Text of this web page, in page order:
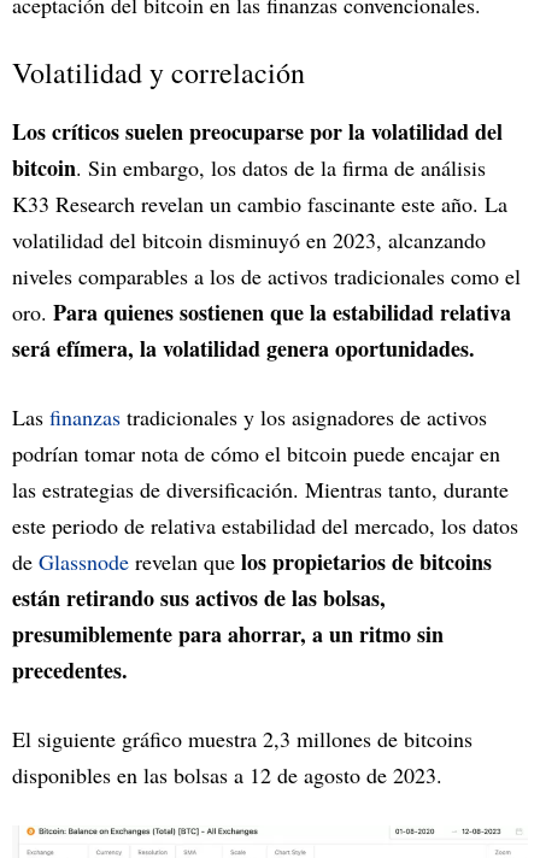
Volatilidad y correlación
Los críticos suelen preocuparse por la volatilidad del
bitcoin. Sin embargo, los datos de la firma de análisis
K33 Research revelan un cambio fascinante este año. La
volatilidad del bitcoin disminuyó en 2023, alcanzando
niveles comparables a los de activos tradicionales como el
oro. Para quienes sostienen que la estabilidad relativa
será efímera, la volatilidad genera oportunidades.
Las finanzas tradicionales y los asignadores de activos
podrían tomar nota de cómo el bitcoin puede encajar en
las estrategias de diversificación. Mientras tanto, durante
este periodo de relativa estabilidad del mercado, los datos
de Glassnode revelan que los propietarios de bitcoins
están retirando sus activos de las bolsas,
presumiblemente para ahorrar, a un ritmo sin
precedentes.
El siguiente gráfico muestra 2,3 millones de bitcoins
disponibles en las bolsas a 12 de agosto de 2023.